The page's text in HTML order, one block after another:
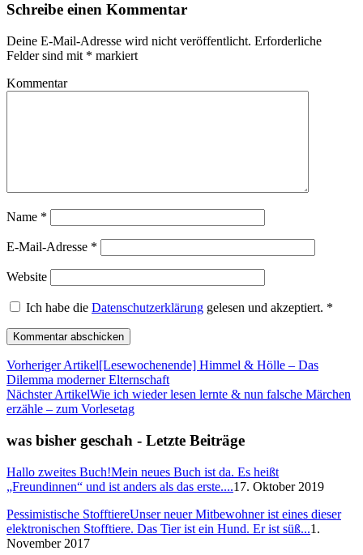
Schreibe einen Kommentar
Deine E-Mail-Adresse wird nicht veröffentlicht. Erforderliche
Felder sind mit * markiert
Kommentar
Name *
E-Mail-Adresse *
Website
Ich habe die Datenschutzerklärung gelesen und akzeptiert. *
Vorheriger Artikel[Lesewochenende] Himmel & Hölle – Das
Dilemma moderner Elternschaft
Nächster ArtikelWie ich wieder lesen lernte & nun falsche Märchen
erzähle – zum Vorlesetag
was bisher geschah - Letzte Beiträge
Hallo zweites Buch!Mein neues Buch ist da. Es heißt
„Freundinnen“ und ist anders als das erste....17. Oktober 2019
Pessimistische StofftiereUnser neuer Mitbewohner ist eines dieser
elektronischen Stofftiere. Das Tier ist ein Hund. Er ist süß...1.
November 2017